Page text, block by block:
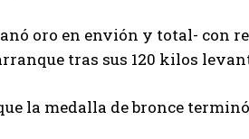
oro en envión y total- con
tras sus 120 kilos
la medalla de bronce